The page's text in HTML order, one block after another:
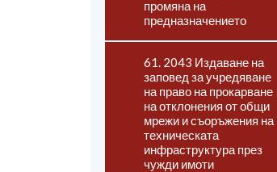
промяна на
предназначението
61. 2043 Издаване на
заповед за учредяване
на право на прокарване
на отклонения от общи
мрежи и съоръжения на
техническата
инфраструктура през
чужди имоти